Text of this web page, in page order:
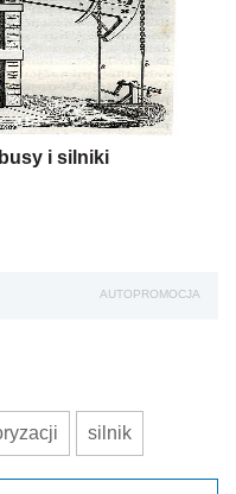
i silniki
AUTOPROMOCJA
silnik